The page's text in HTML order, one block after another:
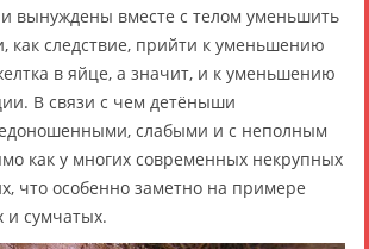
вынуждены вместе с телом уменьшить
как следствие, прийти к уменьшению
в яйце, а значит, и к уменьшению
В связи с чем детёныши
слабыми и с неполным
как у многих современных некрупных
что особенно заметно на примере
и сумчатых.